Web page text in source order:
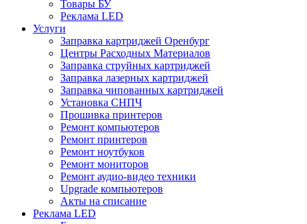
Товары БУ
Реклама LED
Услуги
Заправка картриджей Оренбург
Центры Расходных Материалов
Заправка струйных картриджей
Заправка лазерных картриджей
Заправка чипованных картриджей
Установка СНПЧ
Прошивка принтеров
Ремонт компьютеров
Ремонт принтеров
Ремонт ноутбуков
Ремонт мониторов
Ремонт аудио-видео техники
Upgrade компьютеров
Акты на списание
Реклама LED